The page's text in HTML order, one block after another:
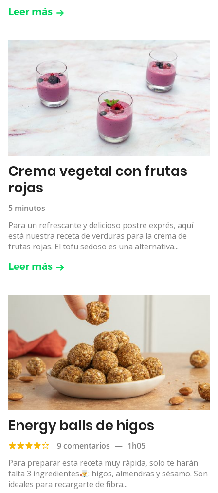
Leer más
Crema vegetal con frutas
rojas
5 minutos
Para un refrescante y delicioso postre exprés, aquí
está nuestra receta de verduras para la crema de
frutas rojas. El tofu sedoso es una alternativa...
Leer más
Energy balls de higos
9 comentarios — 1h05
Para preparar esta receta muy rápida, solo te harán
falta 3 ingredientes
: higos, almendras y sésamo. Son
ideales para recargarte de fibra...